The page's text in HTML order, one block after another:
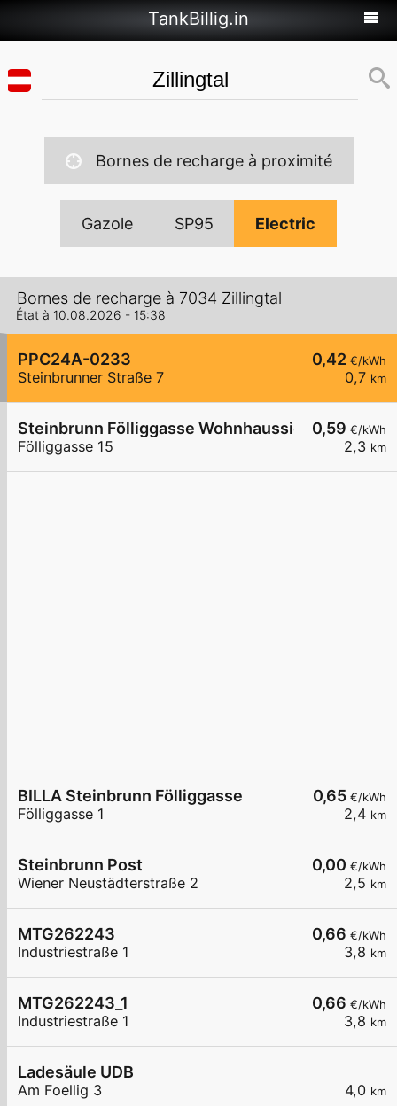
TankBillig.in
Bornes de recharge à proximité
Gazole SP95 Electric
Bornes de recharge à 7034 Zillingtal
État à 10.08.2026 - 15:38
0,42 €/kWh
0,7 km
PPC24A-0233
Steinbrunner Straße 7
0,59 €/kWh
2,3 km
Steinbrunn Fölliggasse Wohnhaussiedlung
Fölliggasse 15
0,65 €/kWh
2,4 km
BILLA Steinbrunn Fölliggasse
Fölliggasse 1
0,00 €/kWh
2,5 km
Steinbrunn Post
Wiener Neustädterstraße 2
0,66 €/kWh
3,8 km
MTG262243
Industriestraße 1
0,66 €/kWh
3,8 km
MTG262243_1
Industriestraße 1
4,0 km
Ladesäule UDB
Am Foellig 3